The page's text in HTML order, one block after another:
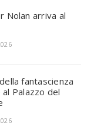
Nolan arriva al
fantascienza
Palazzo del